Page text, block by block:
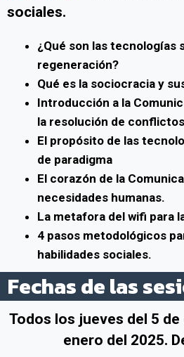
sociales.
¿Qué son las tecnologías
regeneración?
Qué es la sociocracia y
Introducción a la
la resolución de
El propósito de las
de paradigma
El corazón de la
necesidades humanas.
La metafora del wifi para
4 pasos metodológicos
habilidades sociales.
Fechas de las
Todos los jueves del 5
enero del 2025.